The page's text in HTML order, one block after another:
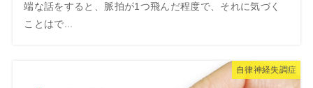
端な話をすると、脈拍が1つ飛んだ程度で、それに気づく
ことはで...
自律神経失調症